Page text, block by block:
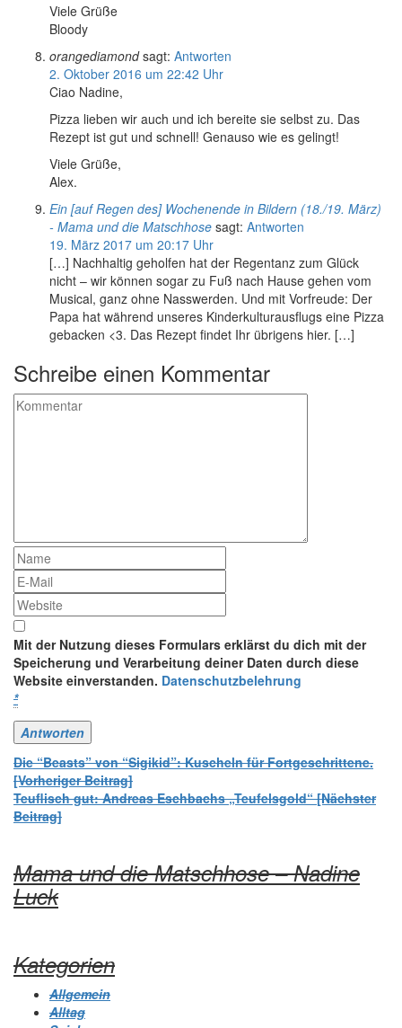
Viele Grüße
Bloody
orangediamond sagt: Antworten
2. Oktober 2016 um 22:42 Uhr
Ciao Nadine,
Pizza lieben wir auch und ich bereite sie selbst zu. Das
Rezept ist gut und schnell! Genauso wie es gelingt!
Viele Grüße,
Alex.
Ein [auf Regen des] Wochenende in Bildern (18./19. März)
- Mama und die Matschhose sagt: Antworten
19. März 2017 um 20:17 Uhr
[…] Nachhaltig geholfen hat der Regentanz zum Glück
nicht – wir können sogar zu Fuß nach Hause gehen vom
Musical, ganz ohne Nasswerden. Und mit Vorfreude: Der
Papa hat während unseres Kinderkulturausflugs eine Pizza
gebacken <3. Das Rezept findet Ihr übrigens hier. […]
Schreibe einen Kommentar
Mit der Nutzung dieses Formulars erklärst du dich mit der
Speicherung und Verarbeitung deiner Daten durch diese
Website einverstanden. Datenschutzbelehrung
*
Beitrags-
Navigation
Die “Beasts” von “Sigikid”: Kuscheln für Fortgeschrittene.
[Vorheriger Beitrag]
Teuflisch gut: Andreas Eschbachs „Teufelsgold“[Nächster
Beitrag]
Mama und die Matschhose – Nadine
Luck
Kategorien
Allgemein
Alltag